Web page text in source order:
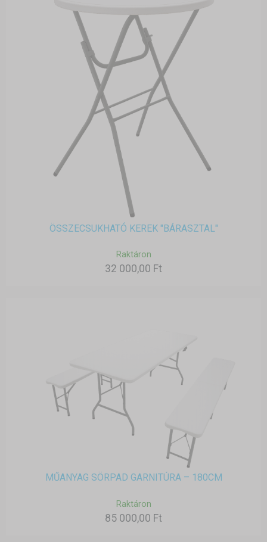
ÖSSZECSUKHATÓ KEREK "BÁRASZTAL"
Raktáron
32 000,00 Ft
MŰANYAG SÖRPAD GARNITÚRA – 180CM
Raktáron
85 000,00 Ft